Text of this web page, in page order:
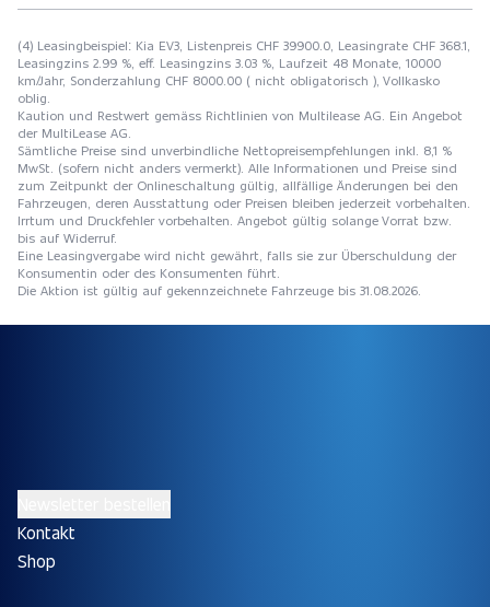
(4) Leasingbeispiel: Kia EV3, Listenpreis CHF 39900.0, Leasingrate CHF 368.1,
Leasingzins 2.99 %, eff. Leasingzins 3.03 %, Laufzeit 48 Monate, 10000
km/Jahr, Sonderzahlung CHF 8000.00 ( nicht obligatorisch ), Vollkasko
oblig.
Kaution und Restwert gemäss Richtlinien von Multilease AG. Ein Angebot
der MultiLease AG.
Sämtliche Preise sind unverbindliche Nettopreisempfehlungen inkl. 8,1 %
MwSt. (sofern nicht anders vermerkt). Alle Informationen und Preise sind
zum Zeitpunkt der Onlineschaltung gültig, allfällige Änderungen bei den
Fahrzeugen, deren Ausstattung oder Preisen bleiben jederzeit vorbehalten.
Irrtum und Druckfehler vorbehalten. Angebot gültig solange Vorrat bzw.
bis auf Widerruf.
Eine Leasingvergabe wird nicht gewährt, falls sie zur Überschuldung der
Konsumentin oder des Konsumenten führt.
Die Aktion ist gültig auf gekennzeichnete Fahrzeuge bis 31.08.2026.
Kontakt
Shop